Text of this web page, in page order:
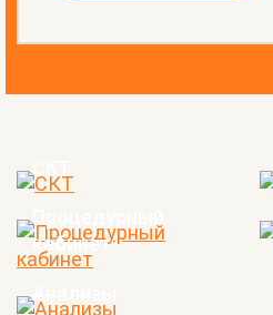
СКТ
Процедурный
кабинет
Анализы